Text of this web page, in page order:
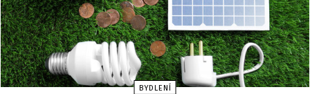
BYDLENÍ